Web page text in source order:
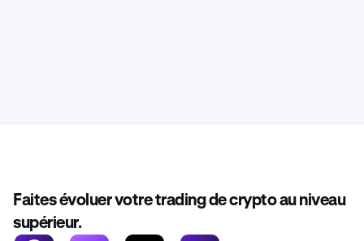
Faites évoluer votre trading de crypto au niveau
supérieur.